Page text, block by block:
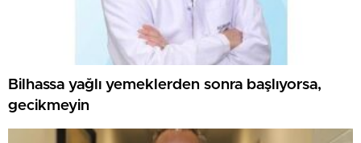
Bilhassa yağlı yemeklerden sonra başlıyorsa,
gecikmeyin